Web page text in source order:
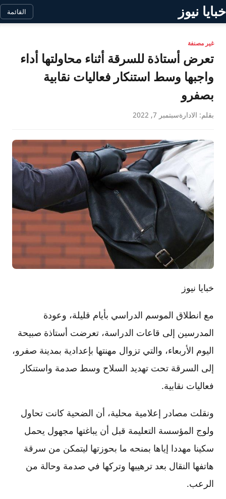
خبايا نيوز القائمة
غير مصنفة
تعرض أستاذة للسرقة أثناء محاولتها أداء
واجبها وسط استنكار فعاليات نقابية
بصفرو
بقلم: الادارةسبتمبر 7, 2022
خبايا نيوز
مع انطلاق الموسم الدراسي بأيام قليلة، وعودة
المدرسين إلى قاعات الدراسة، تعرضت أستاذة صبيحة
اليوم الأربعاء، والتي تزوال مهنتها بإعدادية بمدينة صفرو،
إلى السرقة تحت تهديد السلاح وسط صدمة واستنكار
فعاليات نقابية.
ونقلت مصادر إعلامية محلية، أن الضحية كانت تحاول
ولوج المؤسسة التعليمة قبل أن يباغتها مجهول يحمل
سكينا مهددا إياها بمنحه ما بحوزتها ليتمكن من سرقة
هاتفها النقال بعد ترهيبها وتركها في صدمة وحالة من
الرعب.